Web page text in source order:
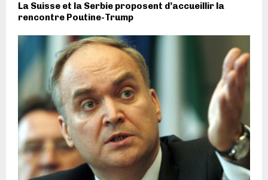
La Suisse et la Serbie proposent d’accueillir la
rencontre Poutine-Trump